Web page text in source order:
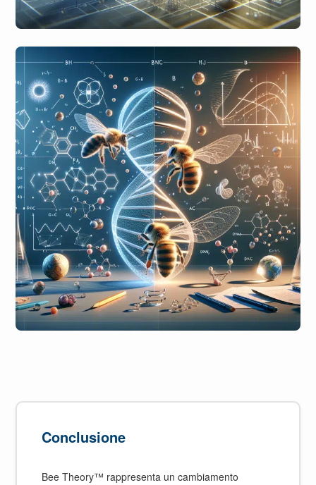
Conclusione
Bee Theory™ rappresenta un cambiamento